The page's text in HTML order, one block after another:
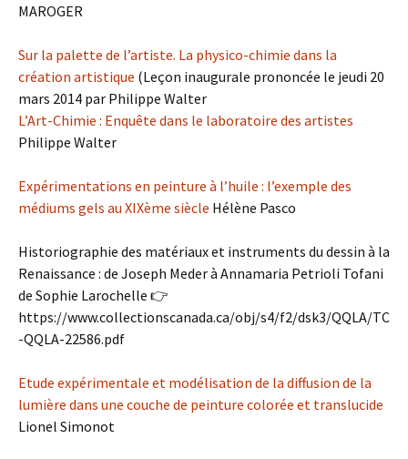
MAROGER
Sur la palette de l’artiste. La physico-chimie dans la
création artistique (Leçon inaugurale prononcée le jeudi 20
mars 2014 par Philippe Walter
L’Art-Chimie : Enquête dans le laboratoire des artistes
Philippe Walter
Expérimentations en peinture à l’huile : l’exemple des
médiums gels au XIXème siècle Hélène Pasco
Historiographie des matériaux et instruments du dessin à la
Renaissance : de Joseph Meder à Annamaria Petrioli Tofani
de Sophie Larochelle 👉
https://www.collectionscanada.ca/obj/s4/f2/dsk3/QQLA/TC
-QQLA-22586.pdf
Etude expérimentale et modélisation de la diffusion de la
lumière dans une couche de peinture colorée et translucide
Lionel Simonot